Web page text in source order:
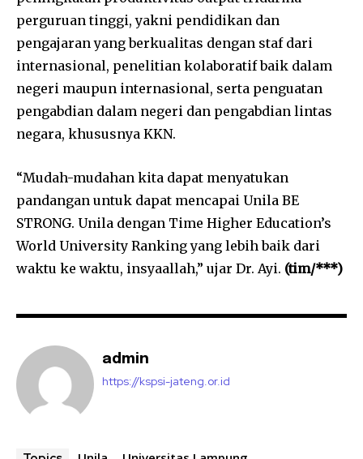
perguruan tinggi, yakni pendidikan dan
pengajaran yang berkualitas dengan staf dari
internasional, penelitian kolaboratif baik dalam
negeri maupun internasional, serta penguatan
pengabdian dalam negeri dan pengabdian lintas
negara, khususnya KKN.
“Mudah-mudahan kita dapat menyatukan
pandangan untuk dapat mencapai Unila BE
STRONG. Unila dengan Time Higher Education’s
World University Ranking yang lebih baik dari
waktu ke waktu, insyaallah,” ujar Dr. Ayi. (tim/***)
admin
https://kspsi-jateng.or.id